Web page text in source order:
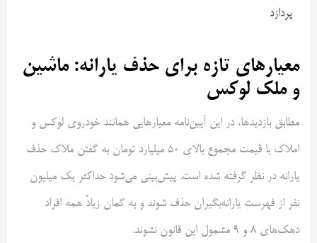
پردازد
معیارهای تازه برای حذف یارانه: ماشین
و ملک لوکس
مطابق بازدید‌ها، در این آیین‌نامه معیارهایی همانند خودروی لوکس و
املاک با قیمت مجموع بالای 50 میلیارد تومان به گفتن ملاک حذف
یارانه در نظر گرفته شده است. پیش‌بینی می‌شود حداکثر یک میلیون
نفر از فهرست یارانه‌بگیران حذف شوند و به گمان زیادً همه افراد
دهک‌های 8 و 9 مشمول این قانون نشوند.